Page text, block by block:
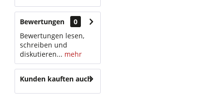
Bewertungen
0
Bewertungen lesen,
schreiben und
diskutieren... mehr
Kunden kauften auch